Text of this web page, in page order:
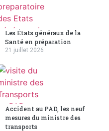
Les États généraux de la
Santé en préparation
21 juillet 2026
Accident au PAD, les neuf
mesures du ministre des
transports